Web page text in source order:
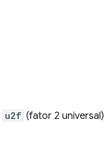
u2f (fator 2 universal)